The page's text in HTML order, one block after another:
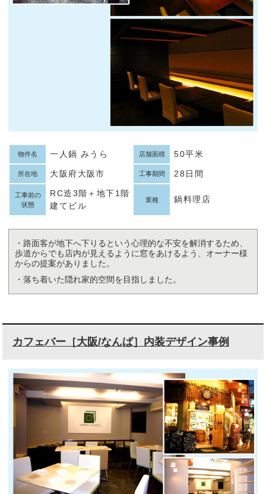
物件名 一人鍋 みうら 店舗面積 50平米
所在地 大阪府大阪市 工事期間 28日間
工事前の
状態
RC造3階＋地下1階
建てビル
業種 鍋料理店
・路面客が地下へ下りるという心理的な不安を解消するため、
歩道からでも店内が見えるように窓をあけるよう、オーナー様
からの提案がありました。
・落ち着いた隠れ家的空間を目指しました。
カフェバー［大阪/なんば］内装デザイン事例